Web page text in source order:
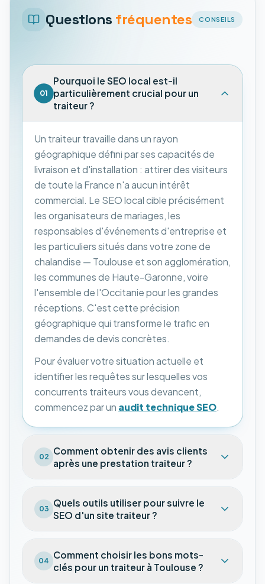
Questions fréquentes CONSEILS
01
Pourquoi le SEO local est-il
particulièrement crucial pour un
traiteur ?
Un traiteur travaille dans un rayon
géographique défini par ses capacités de
livraison et d'installation : attirer des visiteurs
de toute la France n'a aucun intérêt
commercial. Le SEO local cible précisément
les organisateurs de mariages, les
responsables d'événements d'entreprise et
les particuliers situés dans votre zone de
chalandise — Toulouse et son agglomération,
les communes de Haute-Garonne, voire
l'ensemble de l'Occitanie pour les grandes
réceptions. C'est cette précision
géographique qui transforme le trafic en
demandes de devis concrètes.
Pour évaluer votre situation actuelle et
identifier les requêtes sur lesquelles vos
concurrents traiteurs vous devancent,
commencez par un audit technique SEO.
02
Comment obtenir des avis clients
après une prestation traiteur ?
03
Quels outils utiliser pour suivre le
SEO d'un site traiteur ?
04
Comment choisir les bons mots-
clés pour un traiteur à Toulouse ?